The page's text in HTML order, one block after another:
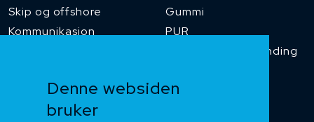
Denne websiden
bruker
Skip og offshore
Kommunikasjon
Gummi
PUR
Temperaturbestanding
Heis og kran